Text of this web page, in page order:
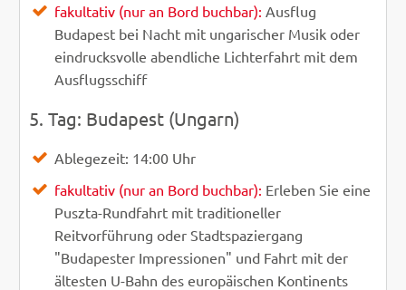
fakultativ (nur an Bord buchbar): Ausflug
Budapest bei Nacht mit ungarischer Musik oder
eindrucksvolle abendliche Lichterfahrt mit dem
Ausflugsschiff
5. Tag: Budapest (Ungarn)
Ablegezeit: 14:00 Uhr
fakultativ (nur an Bord buchbar): Erleben Sie eine
Puszta-Rundfahrt mit traditioneller
Reitvorführung oder Stadtspaziergang
"Budapester Impressionen" und Fahrt mit der
ältesten U-Bahn des europäischen Kontinents